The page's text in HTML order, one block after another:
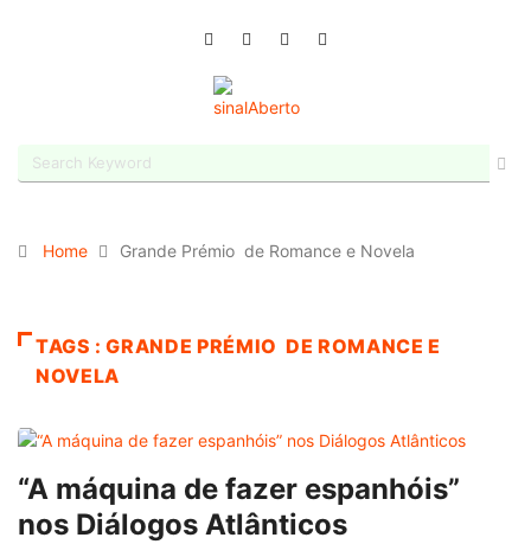
Home Grande Prémio de Romance e Novela
TAGS : GRANDE PRÉMIO DE ROMANCE E
NOVELA
“A máquina de fazer espanhóis”
nos Diálogos Atlânticos